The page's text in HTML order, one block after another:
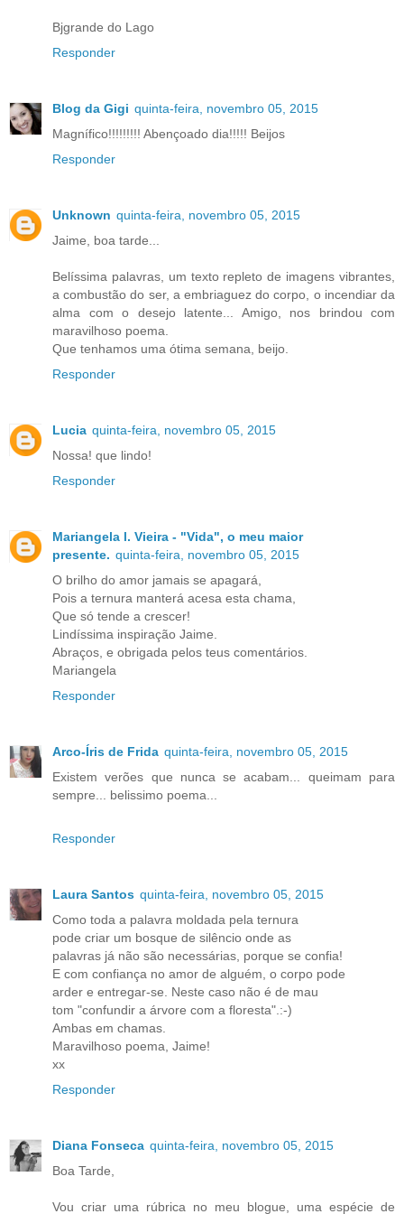
Bjgrande do Lago
Responder
Blog da Gigi quinta-feira, novembro 05, 2015
Magnífico!!!!!!!!! Abençoado dia!!!!! Beijos
Responder
Unknown quinta-feira, novembro 05, 2015
Jaime, boa tarde...
Belíssima palavras, um texto repleto de imagens vibrantes,
a combustão do ser, a embriaguez do corpo, o incendiar da
alma com o desejo latente... Amigo, nos brindou com
maravilhoso poema.
Que tenhamos uma ótima semana, beijo.
Responder
Lucia quinta-feira, novembro 05, 2015
Nossa! que lindo!
Responder
Mariangela l. Vieira - "Vida", o meu maior
presente. quinta-feira, novembro 05, 2015
O brilho do amor jamais se apagará,
Pois a ternura manterá acesa esta chama,
Que só tende a crescer!
Lindíssima inspiração Jaime.
Abraços, e obrigada pelos teus comentários.
Mariangela
Responder
Arco-Íris de Frida quinta-feira, novembro 05, 2015
Existem verões que nunca se acabam... queimam para
sempre... belissimo poema...
Responder
Laura Santos quinta-feira, novembro 05, 2015
Como toda a palavra moldada pela ternura
pode criar um bosque de silêncio onde as
palavras já não são necessárias, porque se confia!
E com confiança no amor de alguém, o corpo pode
arder e entregar-se. Neste caso não é de mau
tom "confundir a árvore com a floresta".:-)
Ambas em chamas.
Maravilhoso poema, Jaime!
xx
Responder
Diana Fonseca quinta-feira, novembro 05, 2015
Boa Tarde,
Vou criar uma rúbrica no meu blogue, uma espécie de